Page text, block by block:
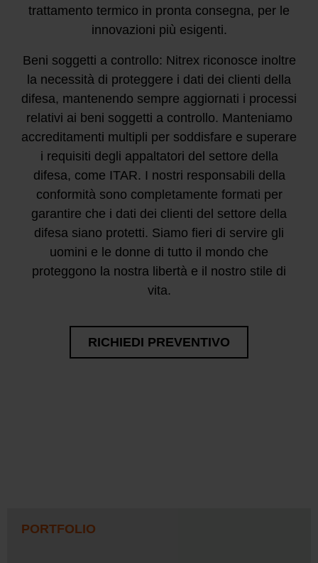
trattamento termico in pronta consegna, per le
innovazioni più esigenti.
Beni soggetti a controllo: Nitrex riconosce inoltre
la necessità di proteggere i dati dei clienti della
difesa, mantenendo sempre aggiornati i processi
relativi ai beni soggetti a controllo. Manteniamo
accreditamenti multipli per soddisfare e superare
i requisiti degli appaltatori del settore della
difesa, come ITAR. I nostri responsabili della
conformità sono completamente formati per
garantire che i dati dei clienti del settore della
difesa siano protetti. Siamo fieri di servire gli
uomini e le donne di tutto il mondo che
proteggono la nostra libertà e il nostro stile di
vita.
RICHIEDI PREVENTIVO
PORTFOLIO